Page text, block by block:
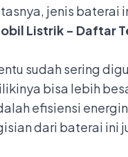
jenis baterai
Listrik - Daftar
sudah sering
bisa lebih
efisiensi
dari baterai